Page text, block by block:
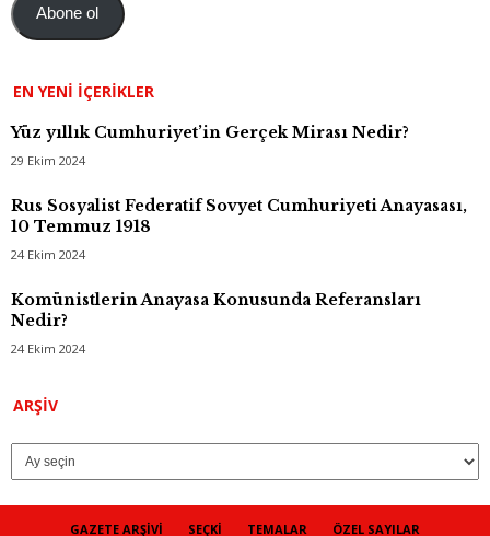
Abone ol
EN YENI İÇERIKLER
Yüz yıllık Cumhuriyet’in Gerçek Mirası Nedir?
29 Ekim 2024
Rus Sosyalist Federatif Sovyet Cumhuriyeti Anayasası,
10 Temmuz 1918
24 Ekim 2024
Komünistlerin Anayasa Konusunda Referansları
Nedir?
24 Ekim 2024
ARŞIV
GAZETE ARŞIVI SEÇKI TEMALAR ÖZEL SAYILAR